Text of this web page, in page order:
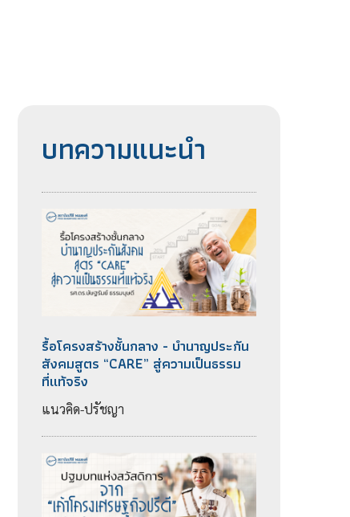
บทความแนะนำ
รื้อโครงสร้างชั้นกลาง - บำนาญประกัน
สังคมสูตร “CARE” สู่ความเป็นธรรม
ที่แท้จริง
แนวคิด-ปรัชญา